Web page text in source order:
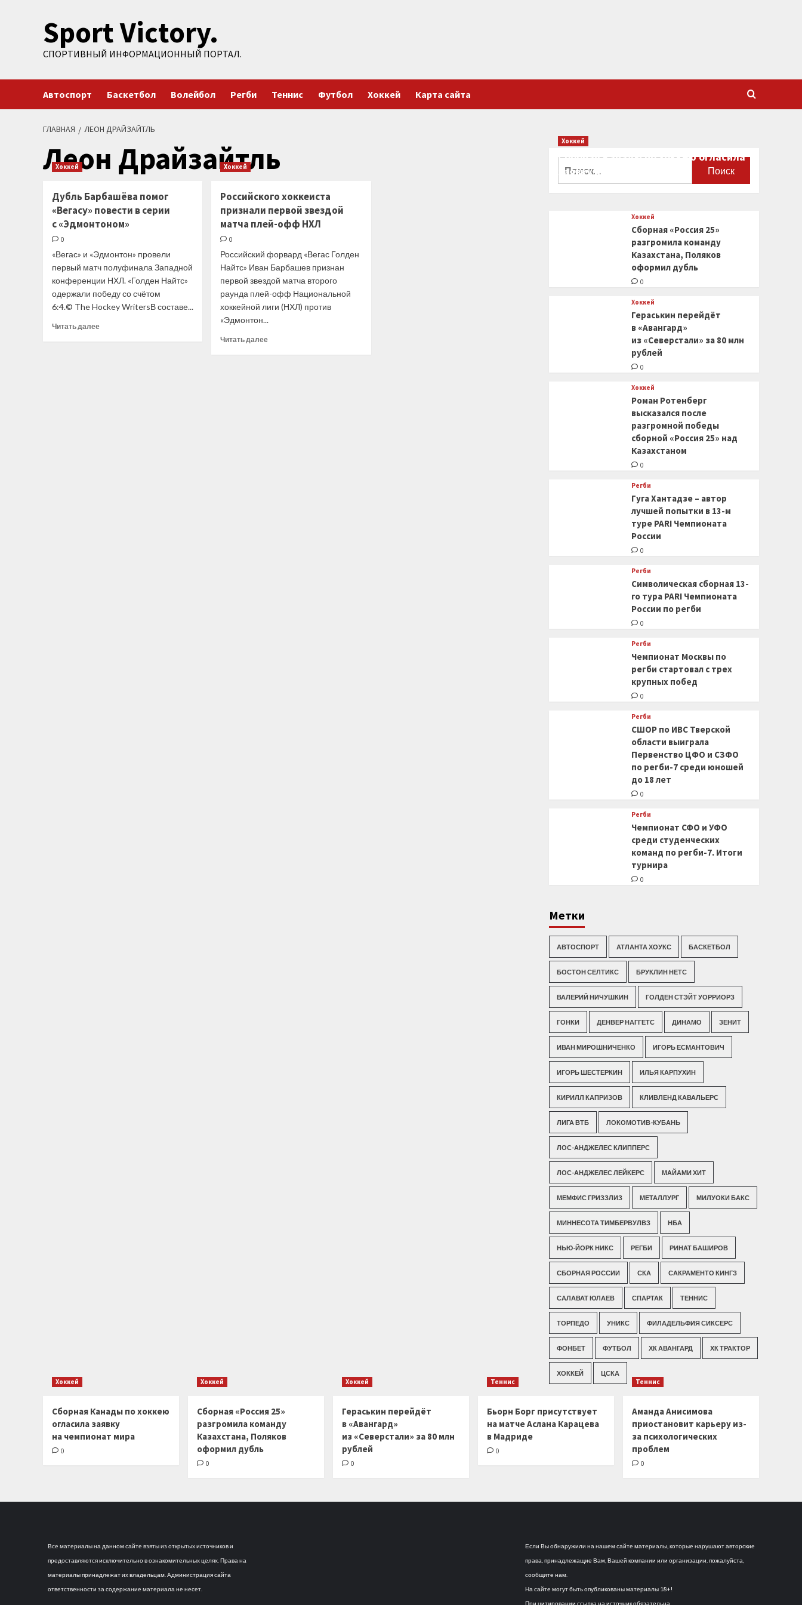
содержимомуSport Victory.
СПОРТИВНЫЙ ИНФОРМАЦИОННЫЙ ПОРТАЛ.
Автоспорт Баскетбол Волейбол Регби Теннис Футбол Хоккей Карта сайта
ГЛАВНАЯ ЛЕОН ДРАЙЗАЙТЛЬ
Леон Драйзайтль
Хоккей
Дубль Барбашёва помог
«Вегасу» повести в серии
с «Эдмонтоном»
0
«Вегас» и «Эдмонтон» провели
первый матч полуфинала Западной
конференции НХЛ. «Голден Найтс»
одержали победу со счётом
6:4.© The Hockey WritersВ составе...
Читать далееПрочитать
Хоккей
Российского хоккеиста
признали первой звездой
матча плей-офф НХЛ
0
Российский форвард «Вегас Голден
Найтс» Иван Барбашев признан
первой звездой матча второго
раунда плей-офф Национальной
хоккейной лиги (НХЛ) против
«Эдмонтон...
Читать далееПрочитать
Хоккей
Сборная Канады по хоккею огласила
заявку на чемпионат мира
Хоккей
Сборная «Россия 25»
разгромила команду
Казахстана, Поляков
оформил дубль
0
Хоккей
Гераськин перейдёт
в «Авангард»
из «Северстали» за 80 млн
рублей
0
Хоккей
Роман Ротенберг
высказался после
разгромной победы
сборной «Россия 25» над
Казахстаном
0
Регби
Гуга Хантадзе – автор
лучшей попытки в 13-м
туре PARI Чемпионата
России
0
Регби
Символическая сборная 13-
го тура PARI Чемпионата
России по регби
0
Регби
Чемпионат Москвы по
регби стартовал с трех
крупных побед
0
Регби
СШОР по ИВС Тверской
области выиграла
Первенство ЦФО и СЗФО
по регби-7 среди юношей
до 18 лет
0
Регби
Чемпионат СФО и УФО
среди студенческих
команд по регби-7. Итоги
турнира
0
Метки
АВТОСПОРТ АТЛАНТА ХОУКС БАСКЕТБОЛ
БОСТОН СЕЛТИКС БРУКЛИН НЕТС
ВАЛЕРИЙ НИЧУШКИН ГОЛДЕН СТЭЙТ УОРРИОРЗ
ГОНКИ ДЕНВЕР НАГГЕТС ДИНАМО ЗЕНИТ
ИВАН МИРОШНИЧЕНКО ИГОРЬ ЕСМАНТОВИЧ
ИГОРЬ ШЕСТЕРКИН ИЛЬЯ КАРПУХИН
КИРИЛЛ КАПРИЗОВ КЛИВЛЕНД КАВАЛЬЕРС
ЛИГА ВТБ ЛОКОМОТИВ-КУБАНЬ
ЛОС-АНДЖЕЛЕС КЛИППЕРС
ЛОС-АНДЖЕЛЕС ЛЕЙКЕРС МАЙАМИ ХИТ
МЕМФИС ГРИЗЗЛИЗ МЕТАЛЛУРГ МИЛУОКИ БАКС
МИННЕСОТА ТИМБЕРВУЛВЗ НБА
НЬЮ-ЙОРК НИКС РЕГБИ РИНАТ БАШИРОВ
СБОРНАЯ РОССИИ СКА САКРАМЕНТО КИНГЗ
САЛАВАТ ЮЛАЕВ СПАРТАК ТЕННИС
ТОРПЕДО УНИКС ФИЛАДЕЛЬФИЯ СИКСЕРС
ФОНБЕТ ФУТБОЛ ХК АВАНГАРД ХК ТРАКТОР
ХОККЕЙ ЦСКА
Хоккей
Сборная Канады по хоккею
огласила заявку
на чемпионат мира
0
Хоккей
Сборная «Россия 25»
разгромила команду
Казахстана, Поляков
оформил дубль
0
Хоккей
Гераськин перейдёт
в «Авангард»
из «Северстали» за 80 млн
рублей
0
Теннис
Бьорн Борг присутствует
на матче Аслана Карацева
в Мадриде
0
Теннис
Аманда Анисимова
приостановит карьеру из-
за психологических
проблем
0
Все материалы на данном сайте взяты из открытых источников и
предоставляются исключительно в ознакомительных целях. Права на
материалы принадлежат их владельцам. Администрация сайта
ответственности за содержание материала не несет.
Если Вы обнаружили на нашем сайте материалы, которые нарушают авторские
права, принадлежащие Вам, Вашей компании или организации, пожалуйста,
сообщите нам.
На сайте могут быть опубликованы материалы 18+!
При цитировании ссылка на источник обязательна.